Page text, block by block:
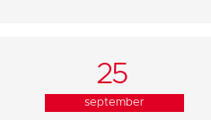
25
september